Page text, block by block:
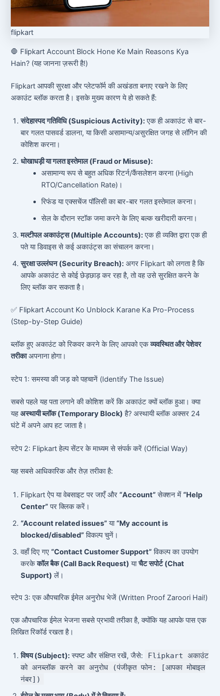
flipkart
🛑 Flipkart Account Block Hone Ke Main Reasons Kya
Hain? (यह जानना ज़रूरी है!)
Flipkart आपकी सुरक्षा और प्लेटफॉर्म की अखंडता बनाए रखने के लिए
अकाउंट ब्लॉक करता है। इसके मुख्य कारण ये हो सकते हैं:
संदेहास्पद गतिविधि (Suspicious Activity):एक ही अकाउंट से बार-
बार गलत पासवर्ड डालना, या किसी असामान्य/असुरक्षित जगह से लॉगिन की
कोशिश करना।
धोखाधड़ी या गलत इस्तेमाल (Fraud or Misuse):
असामान्य रूप से बहुत अधिक रिटर्न/कैंसलेशन करना (High
RTO/Cancellation Rate)।
रिफंड या एक्सचेंज पॉलिसी का बार-बार गलत इस्तेमाल करना।
सेल के दौरान स्टॉक जमा करने के लिए बल्क खरीदारी करना।
मल्टीपल अकाउंट्स (Multiple Accounts):एक ही व्यक्ति द्वारा एक ही
पते या डिवाइस से कई अकाउंट्स का संचालन करना।
सुरक्षा उल्लंघन (Security Breach): अगर Flipkart को लगता है कि
आपके अकाउंट से कोई छेड़छाड़ कर रहा है, तो वह उसे सुरक्षित करने के
लिए ब्लॉक कर सकता है।
✅ Flipkart Account Ko Unblock Karane Ka Pro-Process
(Step-by-Step Guide)
ब्लॉक हुए अकाउंट को रिकवर करने के लिए आपको एकव्यवस्थित और पेशेवर
तरीकाअपनाना होगा।
स्टेप 1: समस्या की जड़ को पहचानें (Identify The Issue)
सबसे पहले यह पता लगाने की कोशिश करें कि अकाउंट क्यों ब्लॉक हुआ। क्या
यहअस्थायी ब्लॉक (Temporary Block) है? अस्थायी ब्लॉक अक्सर 24
घंटे में अपने आप हट जाता है।
स्टेप 2: Flipkart हेल्प सेंटर के माध्यम से संपर्क करें (Official Way)
यह सबसे आधिकारिक और तेज़ तरीका है:
Flipkart ऐप या वेबसाइट पर जाएँ और“Account”सेक्शन में“Help
Center”पर क्लिक करें।
“Account related issues”या“My account is
blocked/disabled”विकल्प चुनें।
वहाँ दिए गए“Contact Customer Support”विकल्प का उपयोग
करकेकॉल बैक (Call Back Request) याचैट सपोर्ट (Chat
Support) लें।
स्टेप 3: एक औपचारिक ईमेल अनुरोध भेजें (Written Proof Zaroori Hai!)
एक औपचारिक ईमेल भेजना सबसे प्रभावी तरीका है, क्योंकि यह आपके पास एक
लिखित रिकॉर्ड रखता है।
विषय (Subject):स्पष्ट और संक्षिप्त रखें, जैसे:
Flipkart अकाउंट
को अनब्लॉक करने का अनुरोध (पंजीकृत फोन: [आपका मोबाइल
नंबर])